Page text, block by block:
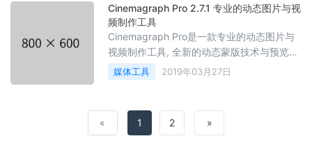
Cinemagraph Pro 2.7.1 专业的动态图片与视
频制作工具
Cinemagraph Pro是一款专业的动态图片与
视频制作工具, 全新的动态蒙版技术与预览技
术. 将可以实时输出 HP 与 4K 图片效果.
媒体工具 2019年03月27日
« 1 2 »